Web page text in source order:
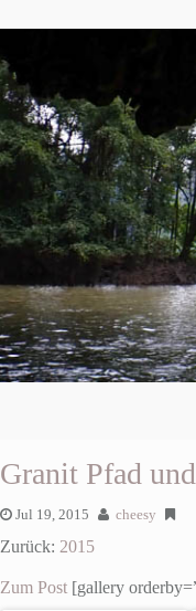
Granit Pfad
Jul 19, 2015 cheesy
Zurück: 2015
Zum Post[gallery